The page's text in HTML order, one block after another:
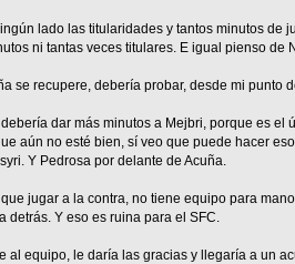
lado las titularidades y tantos minutos de
ni tantas veces titulares. E igual pienso de
se recupere, debería probar, desde mi punto
dar más minutos a Mejbri, porque es
aún no esté bien, sí veo que puede hacer
Y Pedrosa por delante de Acuña.
jugar a la contra, no tiene equipo para
detrás. Y eso es ruina para el SFC.
al equipo, le daría las gracias y llegaría a un